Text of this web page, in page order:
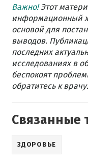
Важно!Этот
информационный
основой для
выводов.
последних
исследованиях в
беспокоят
обратитесь к врачу.
Связанные
ЗДОРОВЬЕ